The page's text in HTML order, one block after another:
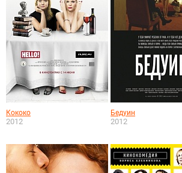
Кококо
2012
Бедуин
2012